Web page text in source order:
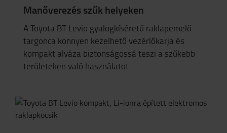
Manőverezés szűk helyeken
A Toyota BT Levio gyalogkíséretű raklapemelő
targonca könnyen kezelhető vezérlőkarja és
kompakt alváza biztonságossá teszi a szűkebb
területeken való használatot.